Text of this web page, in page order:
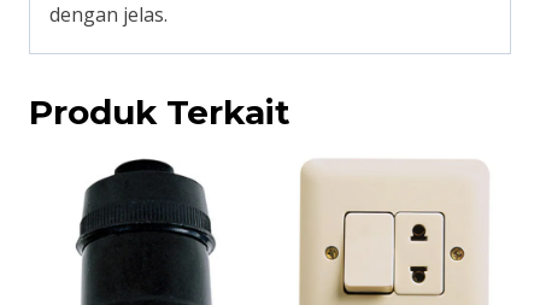
dengan jelas.
Produk Terkait